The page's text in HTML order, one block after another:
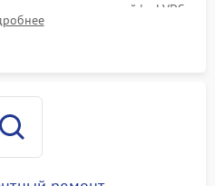
сигналов на шлейфе LVDS